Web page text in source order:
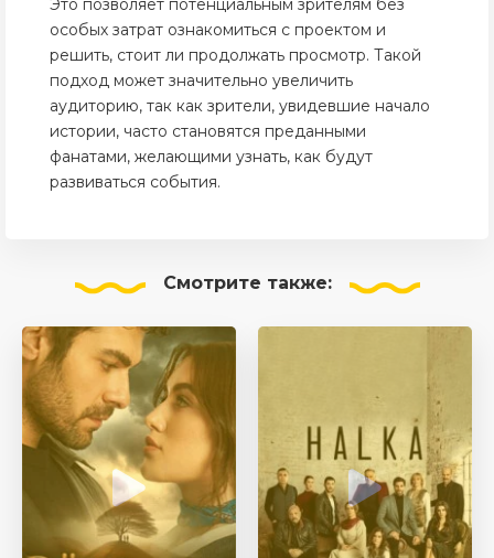
Это позволяет потенциальным зрителям без
особых затрат ознакомиться с проектом и
решить, стоит ли продолжать просмотр. Такой
подход может значительно увеличить
аудиторию, так как зрители, увидевшие начало
истории, часто становятся преданными
фанатами, желающими узнать, как будут
развиваться события.
Смотрите также: